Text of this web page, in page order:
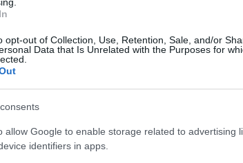
opt-out of Collection, Use, Retention, Sale, and/or
Data that Is Unrelated with the Purposes for
allow Google to enable storage related to advertising
identifiers in apps.
tesz
az egységes Európa kialakítása. Horváth István,
rendszerváltozás környéki bonni, berlini, bécsi